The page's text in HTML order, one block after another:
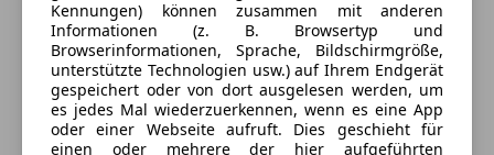
Komfort
Armlehne
Berganfahrassistent
Einparkhilfe
Mehr anzeigen
Farbe und Innenausstattung
Kennungen) können zusammen mit anderen
Informationen (z. B. Browsertyp und
Browserinformationen, Sprache, Bildschirmgröße,
unterstützte Technologien usw.) auf Ihrem Endgerät
gespeichert oder von dort ausgelesen werden, um
es jedes Mal wiederzuerkennen, wenn es eine App
oder einer Webseite aufruft. Dies geschieht für
einen oder mehrere der hier aufgeführten